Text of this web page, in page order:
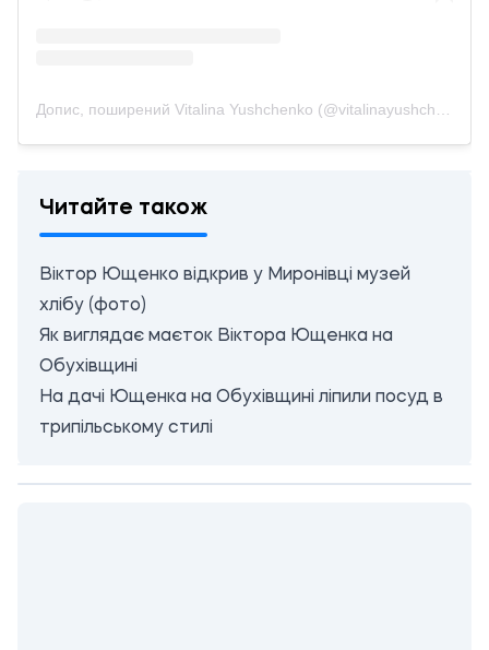
Читайте також
Віктор Ющенко відкрив у Миронівці музей
хлібу (фото)
Як виглядає маєток Віктора Ющенка на
Обухівщині
На дачі Ющенка на Обухівщині ліпили посуд в
трипільському стилі